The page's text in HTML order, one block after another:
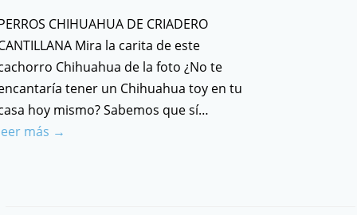
CHIHUAHUA DE CRIADERO
Mira la carita de este
Chihuahua de la foto ¿No te
tener un Chihuahua toy en tu
hoy mismo? Sabemos que sí…
más →